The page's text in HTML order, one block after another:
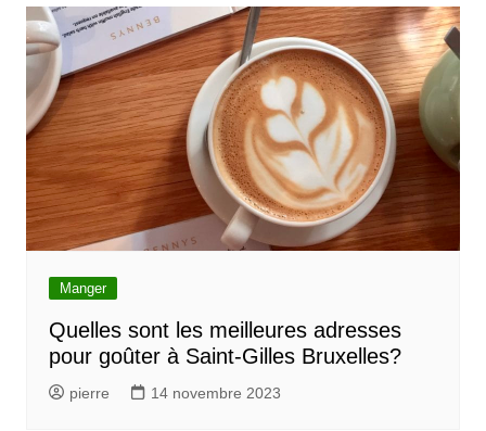
Manger
Quelles sont les meilleures adresses
pour goûter à Saint-Gilles Bruxelles?
pierre 14 novembre 2023